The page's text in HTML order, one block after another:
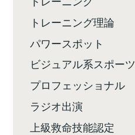
トレーニング理論
パワースポット
ビジュアル系スポーツ
プロフェッショナル
ラジオ出演
上級救命技能認定